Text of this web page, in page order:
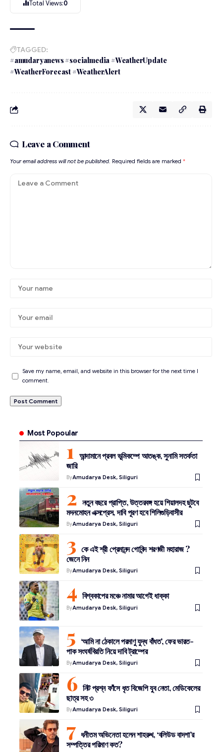
Total Views:0
TAGGED:
#amudaryanews #socialmedia #WeatherUpdate
#WeatherForecast #WeatherAlert
Leave a Comment
Your email address will not be published. Required fields are marked *
Save my name, email, and website in this browser for the next time I
comment.
Most Popoular
আন্দামানে প্রবল ভূমিকম্পে আতঙ্ক, সুনামি সতর্কতা
জারি
ByAmudarya Desk, Siliguri
নতুন বছরে প্রাপ্তি, উত্তরবঙ্গ হয়ে শিয়ালদহ ছুটবে
মদনমোহন এক্সপ্রেস, দাবি পূরণ হবে শিলিগুড়িবাসীর
ByAmudarya Desk, Siliguri
কে এই শ্রী প্রেমানন্দ গোবিন্দ শরণজী মহারাজ ?
জেনে নিন
ByAmudarya Desk, Siliguri
বিশ্বকাপের মঞ্চে নামার আগেই ধাক্কা
ByAmudarya Desk, Siliguri
‘আমি না ঠেকালে পরমাণু যুদ্ধ বাঁধত’, ফের ভারত-
পাক সংঘর্ষবিরতি নিয়ে দাবি ট্রাম্পের
ByAmudarya Desk, Siliguri
নিট প্রশ্ন ফাঁসে ধৃত বিজেপি যুব নেতা, মেডিকেলের
ছাত্র সহ ৩
ByAmudarya Desk, Siliguri
ধনীতম অভিনেতা হলেন শাহরুখ, ‘বলিউড বাদশা’র
সম্পত্তির পরিমাণ কত?